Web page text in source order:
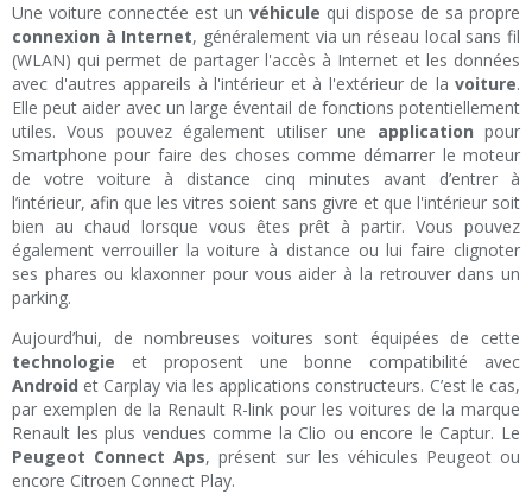
Une voiture connectée est un véhicule qui dispose de sa propre
connexion à Internet, généralement via un réseau local sans fil
(WLAN) qui permet de partager l'accès à Internet et les données
avec d'autres appareils à l'intérieur et à l'extérieur de la voiture.
Elle peut aider avec un large éventail de fonctions potentiellement
utiles. Vous pouvez également utiliser une application pour
Smartphone pour faire des choses comme démarrer le moteur
de votre voiture à distance cinq minutes avant d’entrer à
l’intérieur, afin que les vitres soient sans givre et que l'intérieur soit
bien au chaud lorsque vous êtes prêt à partir. Vous pouvez
également verrouiller la voiture à distance ou lui faire clignoter
ses phares ou klaxonner pour vous aider à la retrouver dans un
parking.
Aujourd’hui, de nombreuses voitures sont équipées de cette
technologie et proposent une bonne compatibilité avec
Android et Carplay via les applications constructeurs. C’est le cas,
par exemplen de la Renault R-link pour les voitures de la marque
Renault les plus vendues comme la Clio ou encore le Captur. Le
Peugeot Connect Aps, présent sur les véhicules Peugeot ou
encore Citroen Connect Play.